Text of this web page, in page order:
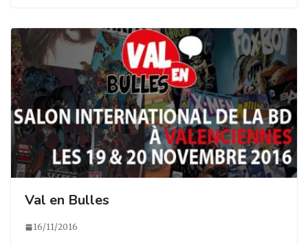
Val en Bulles
16/11/2016